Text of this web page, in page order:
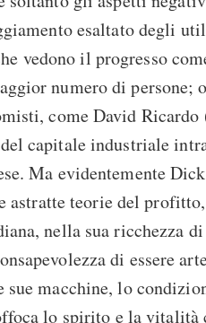
esaltato degli
vedono il progresso
numero di persone;
come David Ricardo
capitale industriale
Ma evidentemente
astratte teorie del
nella sua ricchezza
di essere
macchine, lo
lo spirito e la vitalità